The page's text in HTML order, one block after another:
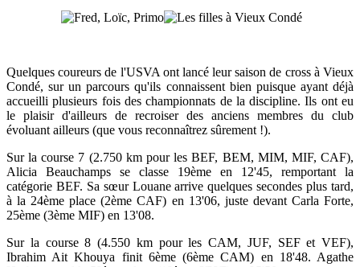
Quelques coureurs de l'USVA ont lancé leur saison de cross à Vieux
Condé, sur un parcours qu'ils connaissent bien puisque ayant déjà
accueilli plusieurs fois des championnats de la discipline. Ils ont eu
le plaisir d'ailleurs de recroiser des anciens membres du club
évoluant ailleurs (que vous reconnaîtrez sûrement !).
Sur la course 7 (2.750 km pour les BEF, BEM, MIM, MIF, CAF),
Alicia Beauchamps se classe 19ème en 12'45, remportant la
catégorie BEF. Sa sœur Louane arrive quelques secondes plus tard,
à la 24ème place (2ème CAF) en 13'06, juste devant Carla Forte,
25ème (3ème MIF) en 13'08.
Sur la course 8 (4.550 km pour les CAM, JUF, SEF et VEF),
Ibrahim Ait Khouya finit 6ème (6ème CAM) en 18'48. Agathe